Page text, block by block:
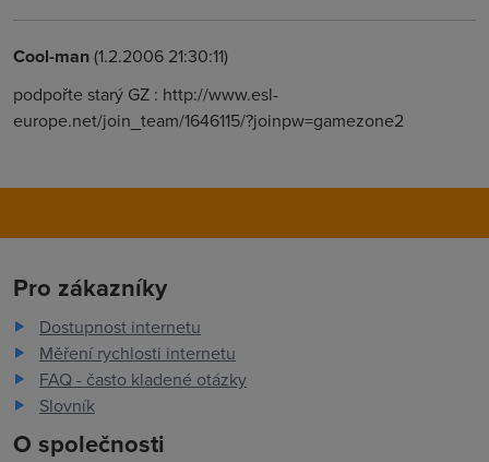
Cool-man(1.2.2006 21:30:11)
podpořte starý GZ : http://www.esl-
europe.net/join_team/1646115/?joinpw=gamezone2
Pro zákazníky
Dostupnost internetu
Měření rychlosti internetu
FAQ - často kladené otázky
Slovník
O společnosti